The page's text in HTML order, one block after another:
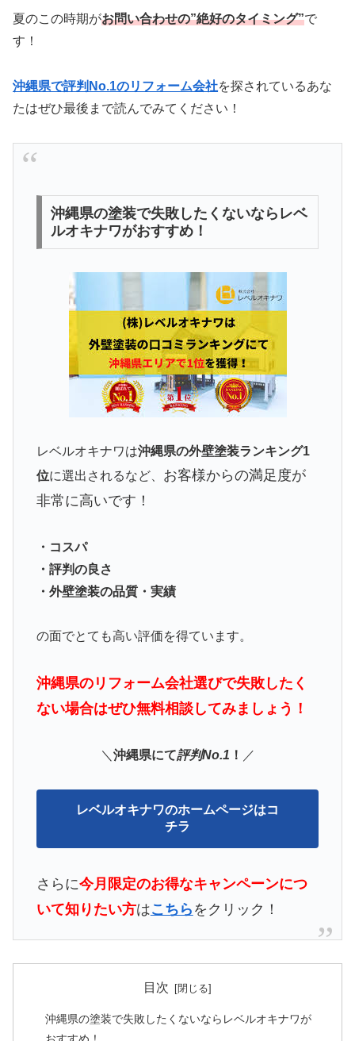
夏のこの時期がお問い合わせの”絶好のタイミング”で
す！
沖縄県で評判No.1のリフォーム会社を探されているあな
たはぜひ最後まで読んでみてください！
沖縄県の塗装で失敗したくないならレベ
ルオキナワがおすすめ！
レベルオキナワは沖縄県の外壁塗装ランキング1
位に選出されるなど、 お客様からの満足度が
非常に高いです！
・コスパ
・評判の良さ
・外壁塗装の品質・実績
の面でとても高い評価を得ています。
沖縄県のリフォーム会社選びで失敗したく
ない場合はぜひ無料相談してみましょう！
＼ 沖縄県にて評判No.1 ！ ／
レベルオキナワのホームページはコ
チラ
さらに今月限定のお得なキャンペーンにつ
いて知りたい方はこちら をクリック！
目次
沖縄県の塗装で失敗したくないならレベルオキナワが